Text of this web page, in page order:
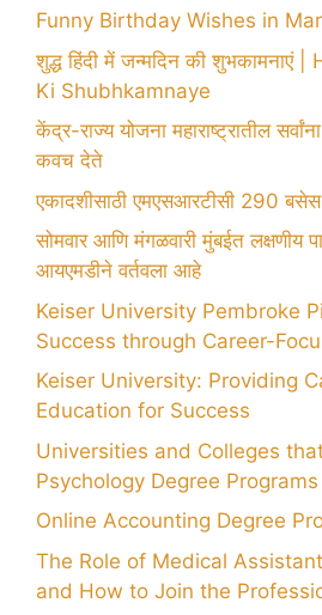
Funny Birthday Wishes in
शुद्ध हिंदी में जन्मदिन की
Ki Shubhkamnaye
केंद्र-राज्य योजना महाराष्ट्रातील
कवच देते
एकादशीसाठी एमएसआरटीसी 290
सोमवार आणि मंगळवारी मुंबईत
आयएमडीने वर्तवला आहे
Keiser University Pembroke
Success through Career-
Keiser University: Providing
Education for Success
Universities and Colleges
Psychology Degree Programs
Online Accounting Degree
The Role of Medical
and How to Join the